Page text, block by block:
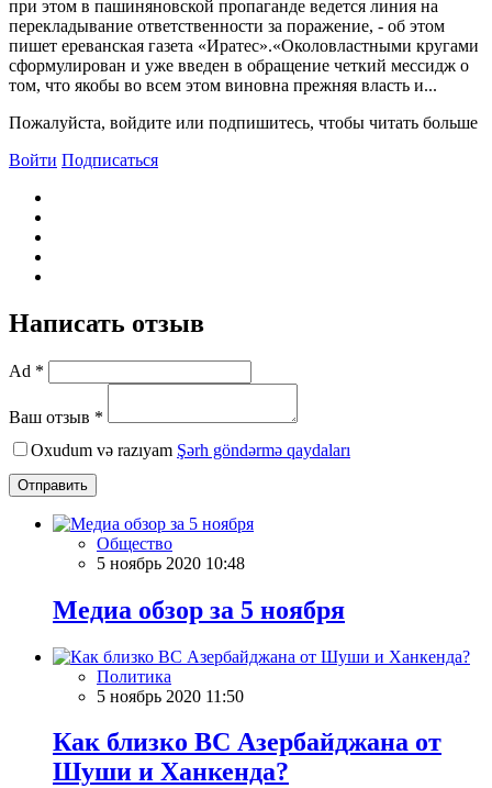
при этом в пашиняновской пропаганде ведется линия на
перекладывание ответственности за поражение, - об этом
пишет ереванская газета «Иратес».«Околовластными кругами
сформулирован и уже введен в обращение четкий мессидж о
том, что якобы во всем этом виновна прежняя власть и...
Пожалуйста, войдите или подпишитесь, чтобы читать больше
Войти Подписаться
Написать отзыв
Ad *
Ваш отзыв *
Oxudum və razıyam Şərh göndərmə qaydaları
Отправить
Общество
5 ноябрь 2020 10:48
Meдиа обзор за 5 ноября
Политика
5 ноябрь 2020 11:50
Как близко ВС Азербайджана от
Шуши и Ханкенда?